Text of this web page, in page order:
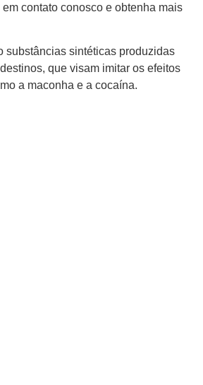
contato conosco e obtenha mais
substâncias sintéticas produzidas
que visam imitar os efeitos
a maconha e a cocaína.